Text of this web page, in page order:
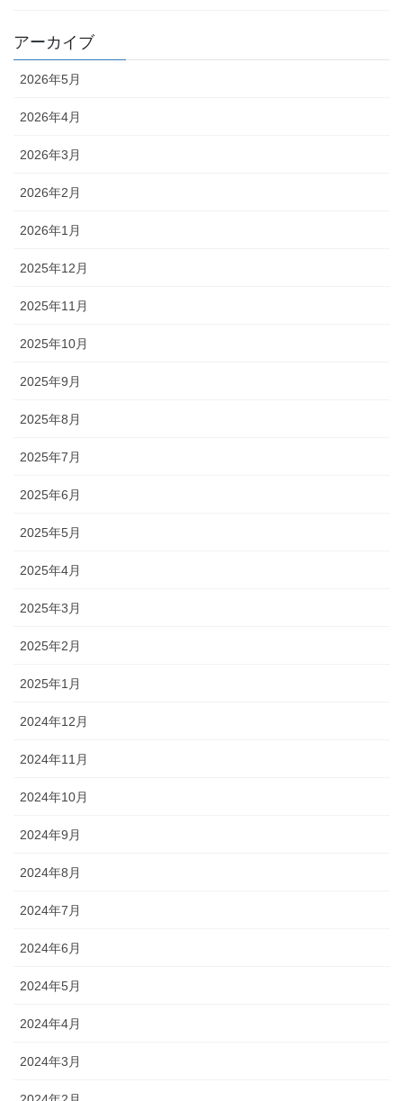
アーカイブ
2026年5月
2026年4月
2026年3月
2026年2月
2026年1月
2025年12月
2025年11月
2025年10月
2025年9月
2025年8月
2025年7月
2025年6月
2025年5月
2025年4月
2025年3月
2025年2月
2025年1月
2024年12月
2024年11月
2024年10月
2024年9月
2024年8月
2024年7月
2024年6月
2024年5月
2024年4月
2024年3月